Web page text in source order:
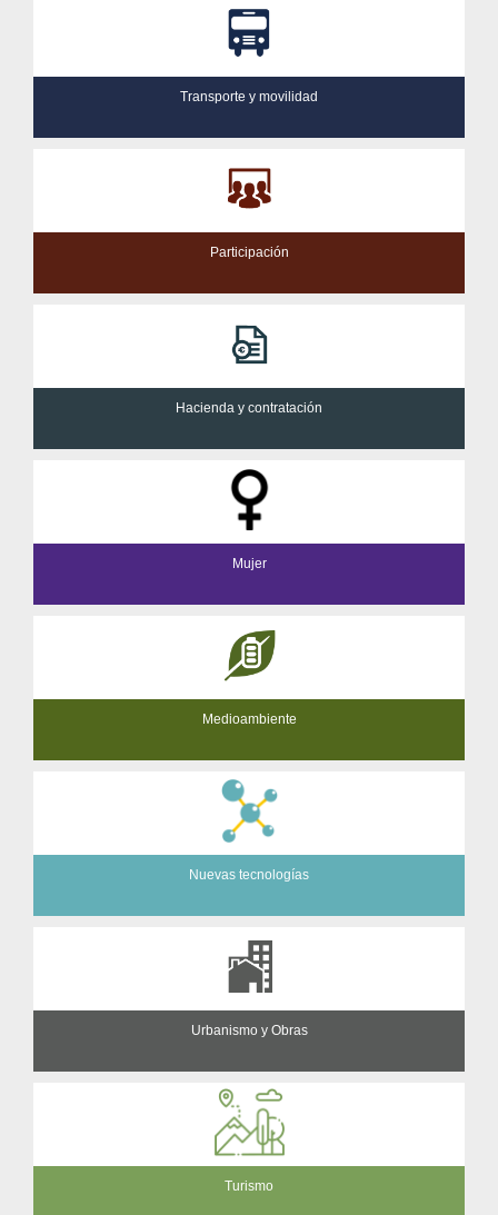
Transporte y movilidad
Participación
Hacienda y contratación
Mujer
Medioambiente
Nuevas tecnologías
Urbanismo y Obras
Turismo